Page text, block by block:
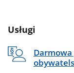
Usługi